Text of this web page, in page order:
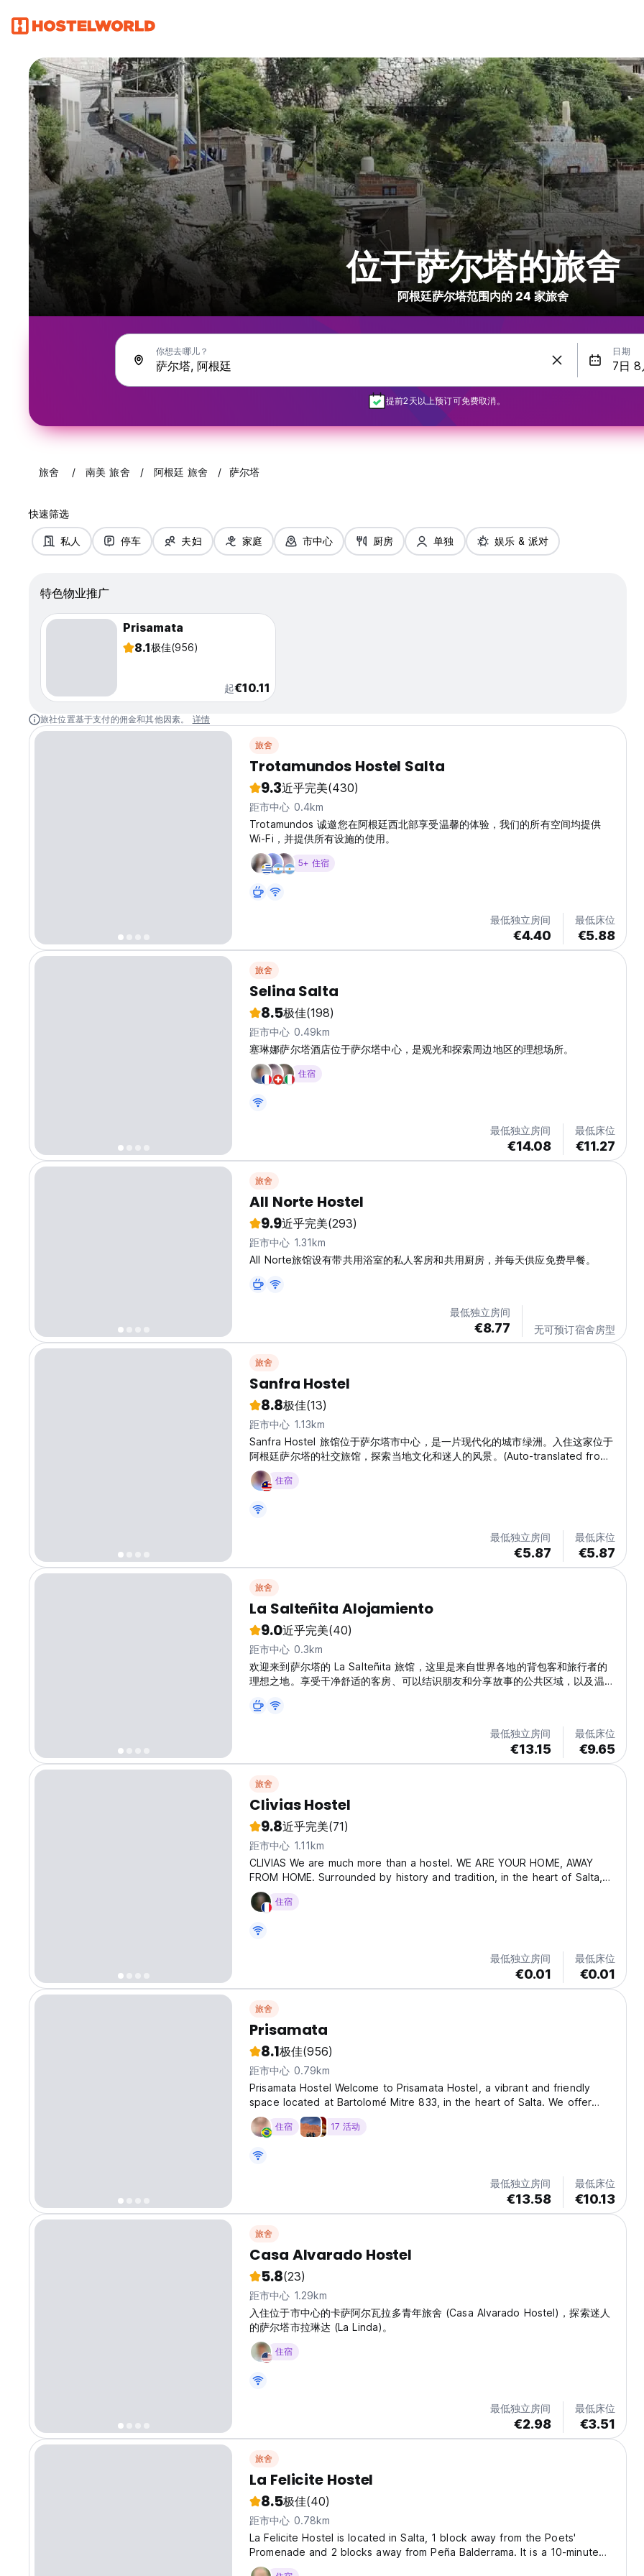
位于萨尔塔的旅舍
阿根廷萨尔塔范围内的 24 家旅舍
你想去哪儿？ 日期
提前2天以上预订可免费取消。
旅舍 南美 旅舍 阿根廷 旅舍 萨尔塔
快速筛选
私人 停车 夫妇 家庭 市中心 厨房 单独 娱乐 & 派对
特色物业推广
Prisamata
8.1极佳(956)
起€10.11
旅社位置基于支付的佣金和其他因素。 详情
旅舍
Trotamundos Hostel Salta
9.3近乎完美(430)
距市中心 0.4km
Trotamundos 诚邀您在阿根廷西北部享受温馨的体验，我们的所有空间均提供
Wi-Fi，并提供所有设施的使用。
5+ 住宿
最低独立房间
€4.40
最低床位
€5.88
旅舍
Selina Salta
8.5极佳(198)
距市中心 0.49km
塞琳娜萨尔塔酒店位于萨尔塔中心，是观光和探索周边地区的理想场所。
住宿
最低独立房间
€14.08
最低床位
€11.27
旅舍
All Norte Hostel
9.9近乎完美(293)
距市中心 1.31km
All Norte旅馆设有带共用浴室的私人客房和共用厨房，并每天供应免费早餐。
最低独立房间
€8.77 无可预订宿舍房型
旅舍
Sanfra Hostel
8.8极佳(13)
距市中心 1.13km
Sanfra Hostel 旅馆位于萨尔塔市中心，是一片现代化的城市绿洲。入住这家位于
阿根廷萨尔塔的社交旅馆，探索当地文化和迷人的风景。(Auto-translated from
original language)
住宿
最低独立房间
€5.87
最低床位
€5.87
旅舍
La Salteñita Alojamiento
9.0近乎完美(40)
距市中心 0.3km
欢迎来到萨尔塔的 La Salteñita 旅馆，这里是来自世界各地的背包客和旅行者的
理想之地。享受干净舒适的客房、可以结识朋友和分享故事的公共区域，以及温馨
廷北部之后休息。无论您是独自旅行、与朋友一起旅行还是与伴侣一起旅行，在
La Salteñita，您都会感到宾至如归。我们期待让您的住宿难忘！ (Auto-
最低独立房间
€13.15
最低床位
€9.65
旅舍
Clivias Hostel
9.8近乎完美(71)
距市中心 1.11km
CLIVIAS We are much more than a hostel. WE ARE YOUR HOME, AWAY
FROM HOME. Surrounded by history and tradition, in the heart of Salta,
our hostel is located. An Urban Oasis to rest and share with others
guests. Relax on our patios and common areas, connect...
住宿
最低独立房间
€0.01
最低床位
€0.01
旅舍
Prisamata
8.1极佳(956)
距市中心 0.79km
Prisamata Hostel Welcome to Prisamata Hostel, a vibrant and friendly
space located at Bartolomé Mitre 833, in the heart of Salta. We offer
everything you need for a comfortable and fun stay, with all rates
including free high-speed internet. Facilities The...
住宿 17 活动
最低独立房间
€13.58
最低床位
€10.13
旅舍
Casa Alvarado Hostel
5.8(23)
距市中心 1.29km
入住位于市中心的卡萨阿尔瓦拉多青年旅舍 (Casa Alvarado Hostel)，探索迷人
的萨尔塔市拉琳达 (La Linda)。
住宿
最低独立房间
€2.98
最低床位
€3.51
旅舍
La Felicite Hostel
8.5极佳(40)
距市中心 0.78km
La Felicite Hostel is located in Salta, 1 block away from the Poets'
Promenade and 2 blocks away from Peña Balderrama. It is a 10-minute
walk from El Palacio Galerias and offers a tourist information desk and